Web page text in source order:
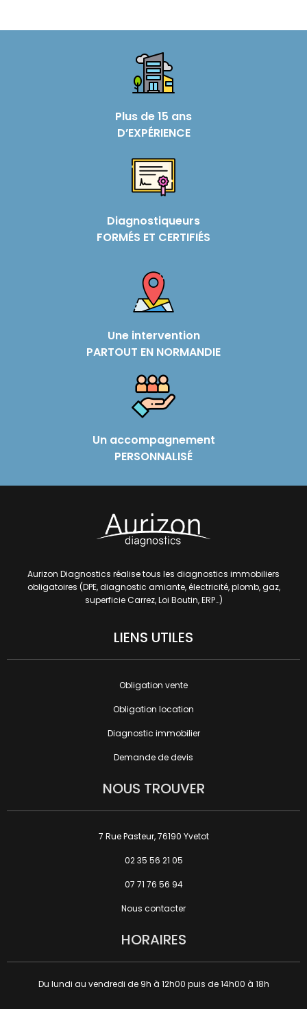
Plus de 15 ans
D’EXPÉRIENCE
Diagnostiqueurs
FORMÉS ET CERTIFIÉS
Une intervention
PARTOUT EN NORMANDIE
Un accompagnement
PERSONNALISÉ
Aurizon Diagnostics réalise tous les diagnostics immobiliers
obligatoires (DPE, diagnostic amiante, électricité, plomb, gaz,
superficie Carrez,Loi Boutin, ERP…)
LIENS UTILES
Obligation vente
Obligation location
Diagnostic immobilier
Demande de devis
NOUS TROUVER
7 Rue Pasteur, 76190 Yvetot
02 35 56 21 05
07 71 76 56 94
Nous contacter
HORAIRES
Du lundi au vendredi de 9h à 12h00 puis de 14h00 à 18h